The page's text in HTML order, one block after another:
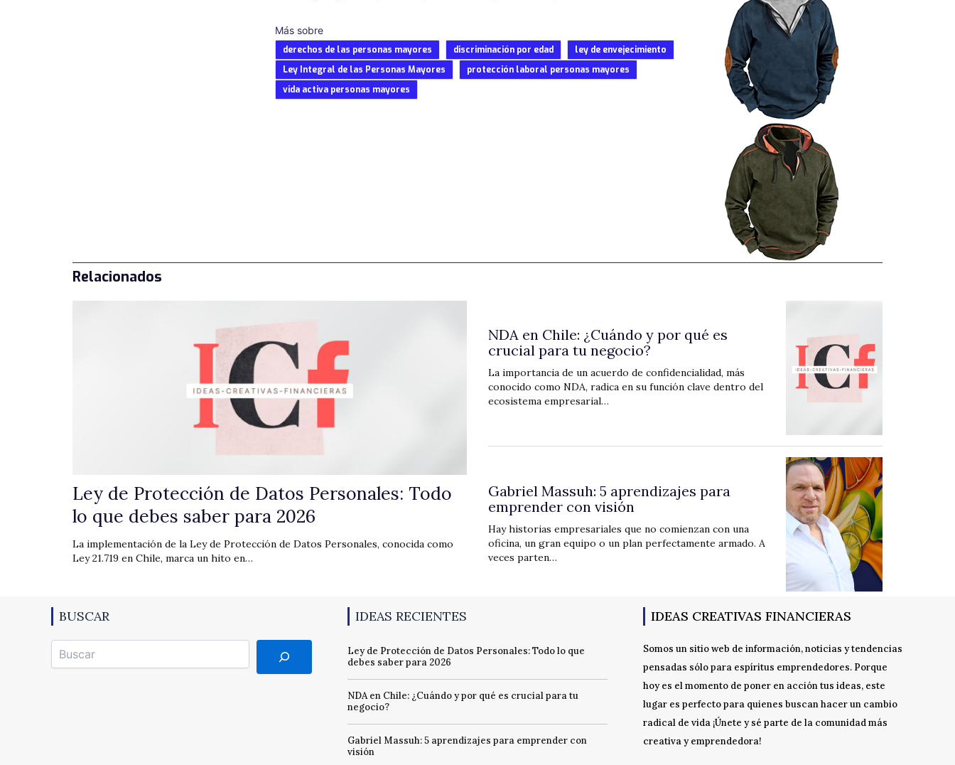
Más sobre
derechos de las personas mayores discriminación por edad
ley de envejecimiento
Ley Integral de las Personas Mayores
protección laboral personas mayores
vida activa personas mayores
Relacionados
Ley de Protección de Datos Personales: Todo
lo que debes saber para 2026
La implementación de la Ley de Protección de Datos Personales, conocida como
Ley 21.719 en Chile, marca un hito en…
NDA en Chile: ¿Cuándo y por qué es
crucial para tu negocio?
La importancia de un acuerdo de confidencialidad, más
conocido como NDA, radica en su función clave dentro del
ecosistema empresarial…
Gabriel Massuh: 5 aprendizajes para
emprender con visión
Hay historias empresariales que no comienzan con una
oficina, un gran equipo o un plan perfectamente armado. A
veces parten…
BUSCAR
Buscar
IDEAS RECIENTES
Ley de Protección de Datos Personales: Todo lo que
debes saber para 2026
NDA en Chile: ¿Cuándo y por qué es crucial para tu
negocio?
Gabriel Massuh: 5 aprendizajes para emprender con
visión
IDEAS CREATIVAS FINANCIERAS
Somos un sitio web de información, noticias y tendencias
pensadas sólo para espíritus emprendedores. Porque
hoy es el momento de poner en acción tus ideas, este
lugar es perfecto para quienes buscan hacer un cambio
radical de vida ¡Únete y sé parte de la comunidad más
creativa y emprendedora!